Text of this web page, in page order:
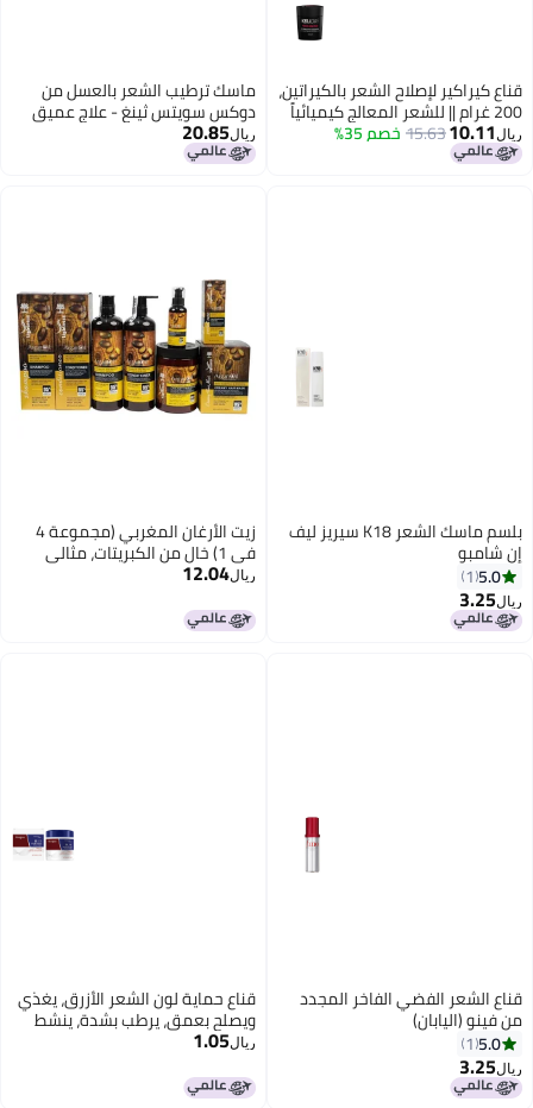
كيراكير لإصلاح الشعر بالكيراتين،
200 غرام || للشعر المعالج كيميائياً
|| غني بزيت بذور العنب ||
على الشعر المصبوغ || خالٍ من
10.11
15.63خصم 35%
ماسك ترطيب الشعر بالعسل من
دوكس سويتس ثينغ - علاج عميق
للشعر الجاف التالف 16 أونصةريال20.85
بلسم ماسك الشعر K18 سيريز ليف
شامبو
5.0
1
3.25
زيت الأرغان المغربي (مجموعة 4
في 1) خالٍ من الكبريتات، مثالي
للشعر التالف والجاف والمجعد
الناعم/الخفيف، آمن للشعر المصبوغ
والمعالج بالكيراتين.
ريال12.04
الشعر الفضي الفاخر المجدد
(اليابان)
5.0
1
3.25
قناع حماية لون الشعر الأزرق، يغذي
ويصلح بعمق، يرطب بشدة، ينشط
لون الشعر ونغمة.ريال1.05